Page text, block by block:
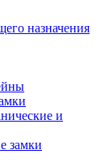
назначения
и
замки